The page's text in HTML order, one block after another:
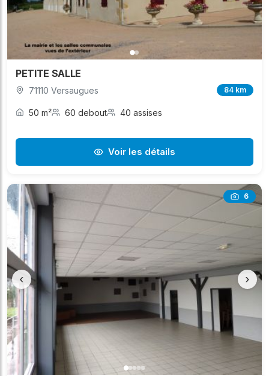
PETITE SALLE
71110 Versaugues 84 km
50 m² 60 debout 40 assises
Voir les détails
6
‹ ›